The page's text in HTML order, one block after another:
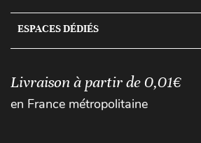
ESPACES DÉDIÉS
Livraison à partir de 0,01€
en France métropolitaine